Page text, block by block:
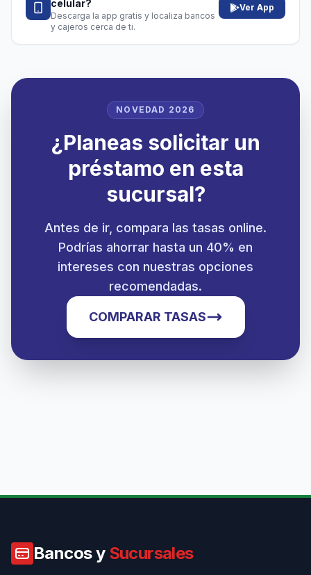
celular?
Descarga la app gratis y localiza bancos
y cajeros cerca de ti.
Ver App
NOVEDAD 2026
¿Planeas solicitar un
préstamo en esta
sucursal?
Antes de ir, compara las tasas online.
Podrías ahorrar hasta un 40% en
intereses con nuestras opciones
recomendadas.
COMPARAR TASAS
Bancos y Sucursales